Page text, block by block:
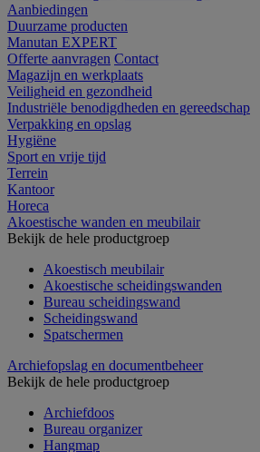
Aanbiedingen
Duurzame producten
Manutan EXPERT
Offerte aanvragen Contact
Magazijn en werkplaats
Veiligheid en gezondheid
Industriële benodigdheden en gereedschap
Verpakking en opslag
Hygiëne
Sport en vrije tijd
Terrein
Kantoor
Horeca
Akoestische wanden en meubilair
Bekijk de hele productgroep
Akoestisch meubilair
Akoestische scheidingswanden
Bureau scheidingswand
Scheidingswand
Spatschermen
Archiefopslag en documentbeheer
Bekijk de hele productgroep
Archiefdoos
Bureau organizer
Hangmap